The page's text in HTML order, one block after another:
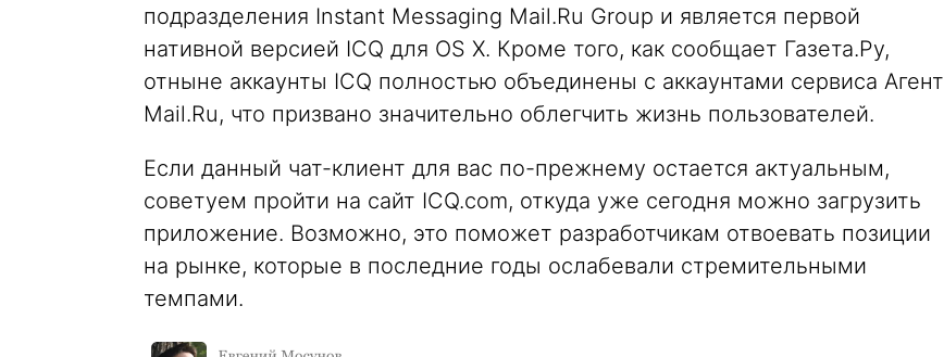
подразделения Instant Messaging Mail.Ru Group и является первой
нативной версией ICQ для OS X. Кроме того, как сообщает Газета.Ру,
отныне аккаунты ICQ полностью объединены с аккаунтами сервиса Агент
Mail.Ru, что призвано значительно облегчить жизнь пользователей.
Если данный чат-клиент для вас по-прежнему остается актуальным,
советуем пройти на сайт ICQ.com, откуда уже сегодня можно загрузить
приложение. Возможно, это поможет разработчикам отвоевать позиции
на рынке, которые в последние годы ослабевали стремительными
темпами.